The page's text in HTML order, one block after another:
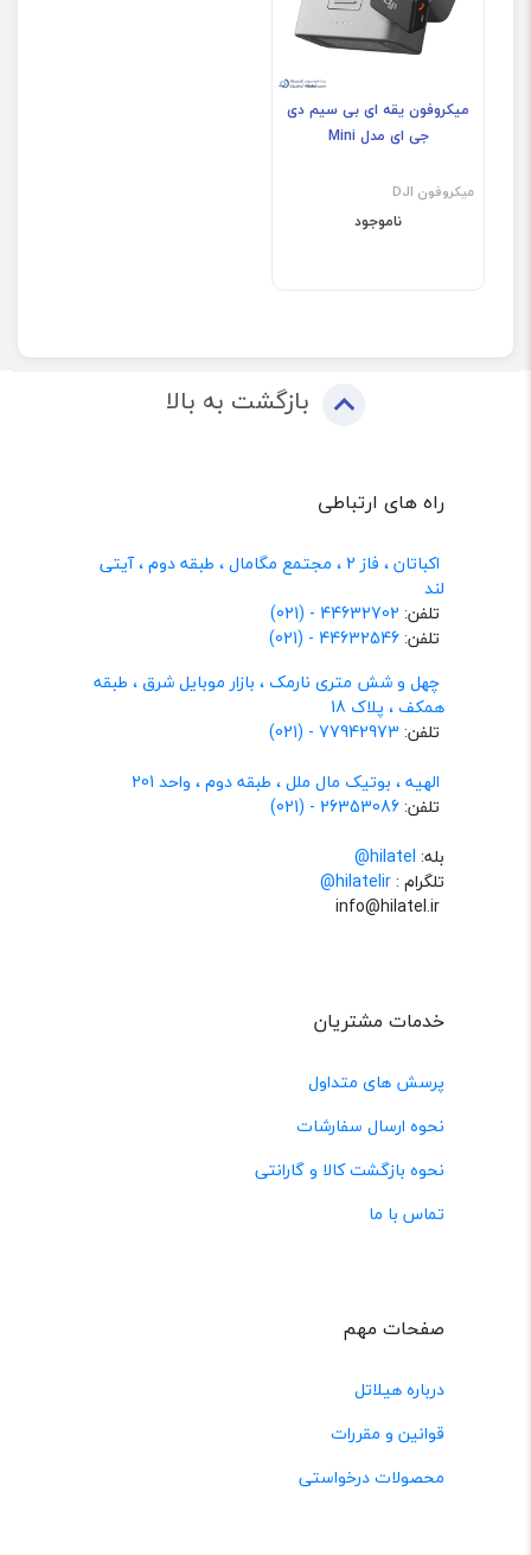
میکروفون یقه ای بی سیم دی
جی ای مدل Mini
میکروفون DJI
ناموجود
بازگشت به بالا
راه های ارتباطی
اکباتان ، فاز 2 ، مجتمع مگامال ، طبقه دوم ، آیتی
لند
تلفن: 44632702 - (021)
تلفن:44632546 - (021)
چهل و شش متری نارمک ، بازار موبایل شرق ، طبقه
همکف ، پلاک 18
تلفن: 77942973 - (021)
الهیه ، بوتیک مال ملل ، طبقه دوم ، واحد 201
تلفن:26353086 - (021)
بله: hilatel@
تلگرام :@hilatelir
خدمات مشتریان
پرسش های متداول
نحوه ارسال سفارشات
نحوه بازگشت کالا و گارانتی
تماس با ما
صفحات مهم
درباره هیلاتل
قوانین و مقررات
محصولات درخواستی